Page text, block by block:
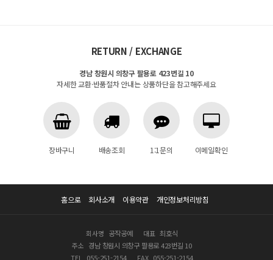
RETURN / EXCHANGE
경남 창원시 의창구 팔용로 423번길 10
자세한 교환·반품절차 안내는 상품하단을 참고해주세요
장바구니 배송조회 1:1문의 이메일확인
홈으로 회사소개 이용약관 개인정보처리방침
회사명 공작공예 대표 최호식
주소 경남 창원시 의창구 팔용로 423번길 10
TEL
055-251-2154 FAX 055-251-2154